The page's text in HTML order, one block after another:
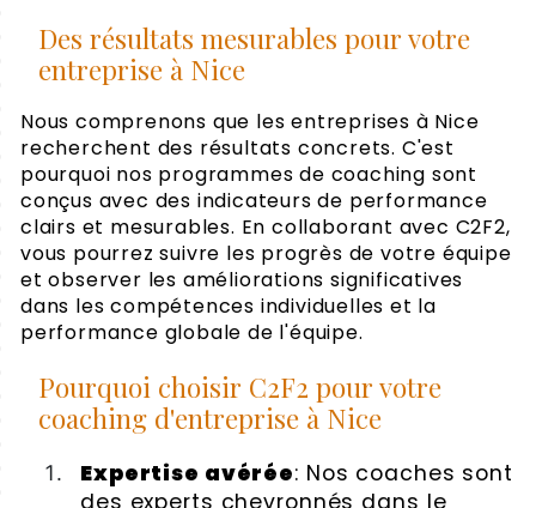
Des résultats mesurables pour votre
entreprise à Nice
Nous comprenons que les entreprises à Nice
recherchent des résultats concrets. C'est
pourquoi nos programmes de coaching sont
conçus avec des indicateurs de performance
clairs et mesurables. En collaborant avec C2F2,
vous pourrez suivre les progrès de votre équipe
et observer les améliorations significatives
dans les compétences individuelles et la
performance globale de l'équipe.
Pourquoi choisir C2F2 pour votre
coaching d'entreprise à Nice
Expertise avérée: Nos coaches sont
des experts chevronnés dans le